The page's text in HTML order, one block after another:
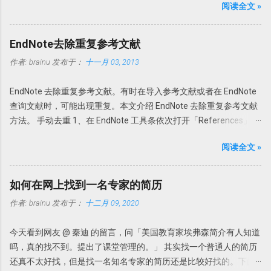
文件中为 OCR 识别文件，解压到 PDF-XChange Viewer 的目录文件
即可使用文字识别。
Howsci.com_PDFXChange_Viewer_PRO_Crack 压缩文件中是破解
论据，根据自己操作系统的不同，复制 X86 或者 X64 文件夹内的文
注：如果是32 位操作系统，复制 X86 里面的文件，如果是 64 位操
作系统，复制 X64 文件夹内的文件。 下载地址
https://howsci.pipipan.com/fs/1583321-237058340 链接:
File-Import-File或Fold功能导入文献或者目录。此次Endnote X7的
PDF自动导入更省事。可以为Endnote X7指定一个文件夹，只要该
文件夹的新的PDF下载，Endnote X7就可以自动导入，完全不用人
干预。省事吧！连手动导入都省了。 具体设置 进入
Edit→Preferences-PDF Handling，选择Enable automatic
可。 只要今后该文件夹内有新文献存入，Endnote X7 就可以自
动导入新的文献。 但是注意Endnote X7 不能自动导入完整的资料，
有时可以缺少部分内容，如摘要或者页码等等。此时需要手动补
重命名：PDF Auto Renaming Options 以前通过File-Import-File或
Fold功能导入的文献或者通过File Attachments添加的附件，PDF文
件名都以原始名称。这样做的坏外有很多，因为很多下载的文章名
称都是一些无意义的名字，如数字和字母的组合。在Endnote存档
串数字和字母下面的文献是什么内容。需要一个个的打开看看才知
道。 此处Endnote X7升级更新了可以自动重命名功能：PDF Auto
Renaming Options。可以根据设定的规则自动重命名新添加的PDF
阅读全文 »
EndNote去除重复参考文献
作者: brainu 发布于： 十一月 03, 2013
EndNote 去除重复参考文献。有时在导入参考文献或者在 EndNote
查询文献时，可能出现重复。本文介绍 EndNote 去除重复参考文献
方法。 手动去重 1、在 EndNote 工具条依次打开「References」
参考文献，然后选择保留哪一个。 3、如果选择「Cancel」，可以
回到EndNote，一次性删除重复的参考文献。 EndNote如何判定参
考文献是否重复？此时需要设置一下。 依次选择「Edit」
→「Preferences」→「Duplicates」 一般来讲，如果两篇文献的作
者，发表年代，以及题目一样即可认为是一样的参考文献。因此，
重 其实我们完全可以把去重完全自动化。 依次打开Edit」
→「Preferences」→「Duplicates」，选择「Atuomatically
discard duplicates」打勾，这样， EndNote 在查询文献或者导入文
阅读全文 »
如何在网上找到一名专家的简历
作者: brainu 发布于： 十二月 09, 2020
今天看到网友 @ 秦迪 的留言，问「美国教育家埃弗森简介有人知道
吗，真的找不到。提出了课堂管理的。」 其实找一个普通人的简历
还真不太好找，但是找一名知名专家的简历还是比较好找的。下面